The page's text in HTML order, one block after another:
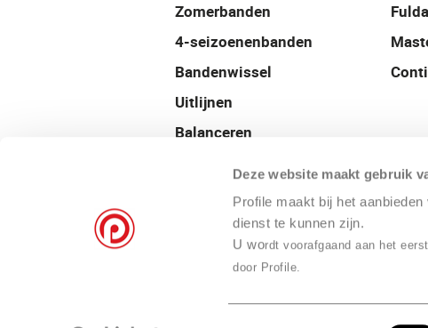
Deze website maakt gebruik
Profile maakt bij het
dienst te kunnen zijn.
U wordt voorafgaand aan het
door Profile.
Zomerbanden
4-seizoenenbanden
Bandenwissel
Uitlijnen
Balanceren
Airco onderhoud
Autocheck
24/7 Pechservice
Fulda